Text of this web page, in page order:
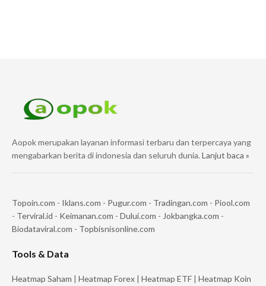
Aopok merupakan layanan informasi terbaru dan terpercaya yang
mengabarkan berita di indonesia dan seluruh dunia. Lanjut baca »
Topoin.com - Iklans.com - Pugur.com - Tradingan.com - Piool.com
- Terviral.id - Keimanan.com - Dului.com - Jokbangka.com -
Biodataviral.com - Topbisnisonline.com
Tools & Data
Heatmap Saham | Heatmap Forex | Heatmap ETF | Heatmap Koin